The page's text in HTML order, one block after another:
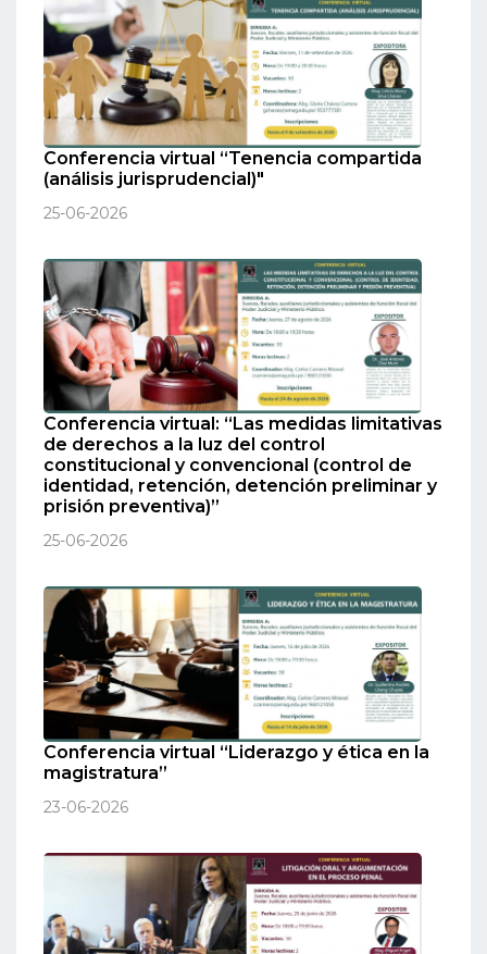
Conferencia virtual “Tenencia compartida
(análisis jurisprudencial)"
25-06-2026
Conferencia virtual: “Las medidas limitativas
de derechos a la luz del control
constitucional y convencional (control de
identidad, retención, detención preliminar y
prisión preventiva)”
25-06-2026
Conferencia virtual “Liderazgo y ética en la
magistratura”
23-06-2026